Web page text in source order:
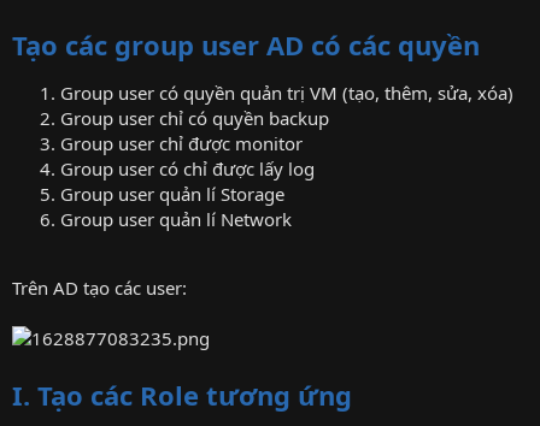
Tạo các group user AD có các quyền
Group user có quyền quản trị VM (tạo, thêm, sửa, xóa)
Group user chỉ có quyền backup
Group user chỉ được monitor
Group user có chỉ được lấy log
Group user quản lí Storage
Group user quản lí Network
Trên AD tạo các user:
I. Tạo các Role tương ứng